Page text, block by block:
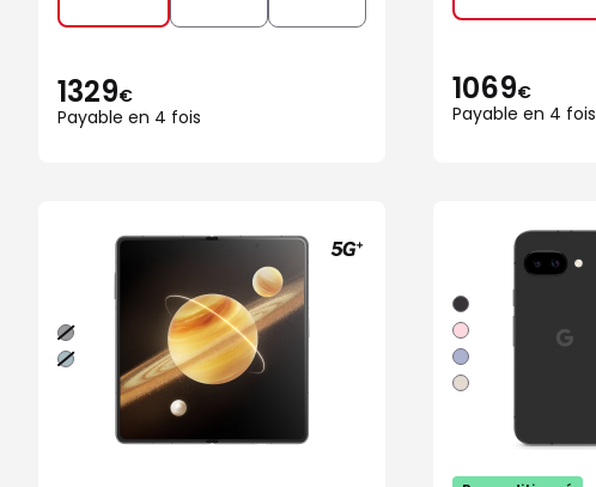
1329€
Payable en 4 fois
1069€
Payable en 4 fois
Noir
Vert
Noir
Rose
Porcelaine